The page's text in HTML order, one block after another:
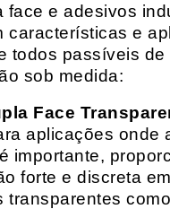
face e adesivos
características e
todos passíveis de
sob medida:
Face
aplicações onde
importante,
forte e discreta em
transparentes